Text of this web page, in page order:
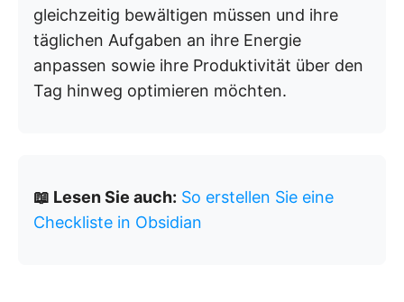
gleichzeitig bewältigen müssen und ihre
täglichen Aufgaben an ihre Energie
anpassen sowie ihre Produktivität über den
Tag hinweg optimieren möchten.
📖 Lesen Sie auch: So erstellen Sie eine
Checkliste in Obsidian